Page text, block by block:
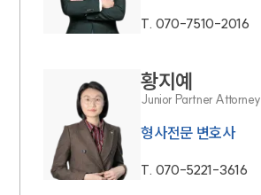
T. 070-7510-2016
황지예
Junior Partner Attorney
형사전문 변호사
T. 070-5221-3616